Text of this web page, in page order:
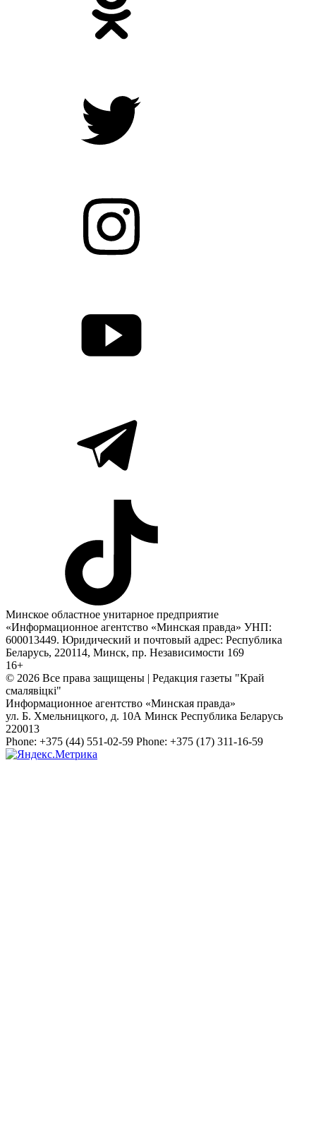
Минское областное унитарное предприятие
«Информационное агентство «Минская правда» УНП:
600013449. Юридический и почтовый адрес: Республика
Беларусь, 220114, Минск, пр. Независимости 169
16+
© 2026 Все права защищены | Редакция газеты "Край
смалявiцкi"
Информационное агентство «Минская правда»
ул. Б. Хмельницкого, д. 10А Минск Республика Беларусь
220013
Phone: +375 (44) 551-02-59 Phone: +375 (17) 311-16-59